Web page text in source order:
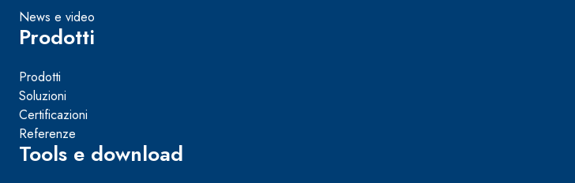
e speciali inerti alleggeriti
News e video
Prodotti
Prodotti
Soluzioni
Certificazioni
Referenze
Tools e download